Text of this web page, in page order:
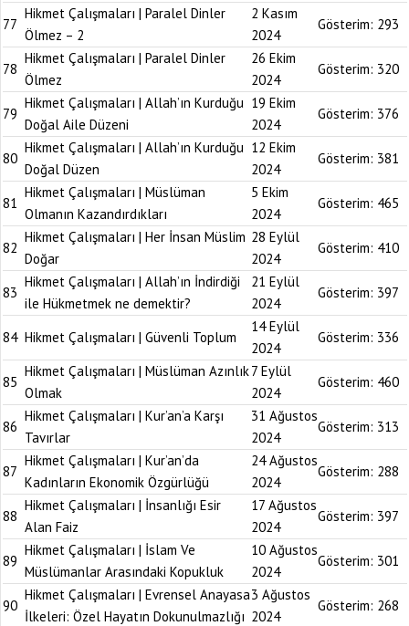
77
Hikmet Çalışmaları | Paralel Dinler
Ölmez – 2
2 Kasım
2024
Gösterim: 293
78
Hikmet Çalışmaları | Paralel Dinler
Ölmez
26 Ekim
2024
Gösterim: 320
79
Hikmet Çalışmaları | Allah’ın Kurduğu
Doğal Aile Düzeni
19 Ekim
2024
Gösterim: 376
80
Hikmet Çalışmaları | Allah’ın Kurduğu
Doğal Düzen
12 Ekim
2024
Gösterim: 381
81
Hikmet Çalışmaları | Müslüman
Olmanın Kazandırdıkları
5 Ekim
2024
Gösterim: 465
82
Hikmet Çalışmaları | Her İnsan Müslim
Doğar
28 Eylül
2024
Gösterim: 410
83
Hikmet Çalışmaları | Allah’ın İndirdiği
ile Hükmetmek ne demektir?
21 Eylül
2024
Gösterim: 397
84 Hikmet Çalışmaları | Güvenli Toplum
14 Eylül
2024
Gösterim: 336
85
Hikmet Çalışmaları | Müslüman Azınlık
Olmak
7 Eylül
2024
Gösterim: 460
86
Hikmet Çalışmaları | Kur’an’a Karşı
Tavırlar
31 Ağustos
2024
Gösterim: 313
87
Hikmet Çalışmaları | Kur’an’da
Kadınların Ekonomik Özgürlüğü
24 Ağustos
2024
Gösterim: 288
88
Hikmet Çalışmaları | İnsanlığı Esir
Alan Faiz
17 Ağustos
2024
Gösterim: 397
89
Hikmet Çalışmaları | İslam Ve
Müslümanlar Arasındaki Kopukluk
10 Ağustos
2024
Gösterim: 301
90
Hikmet Çalışmaları | Evrensel Anayasa
İlkeleri: Özel Hayatın Dokunulmazlığı
3 Ağustos
2024
Gösterim: 268